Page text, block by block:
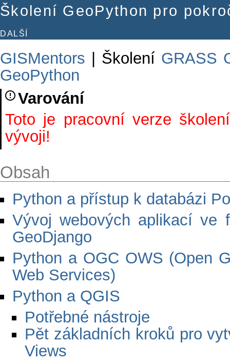
Školení GeoPython pro
DALŠÍ
GISMentors | Školení GRASS
GeoPython
Varování
Toto je pracovní verze
vývoji!
Obsah
Python a přístup k databázi
Vývoj webových aplikací ve
GeoDjango
Python a OGC OWS (Open
Web Services)
Python a QGIS
Potřebné nástroje
Pět základních kroků pro
Views